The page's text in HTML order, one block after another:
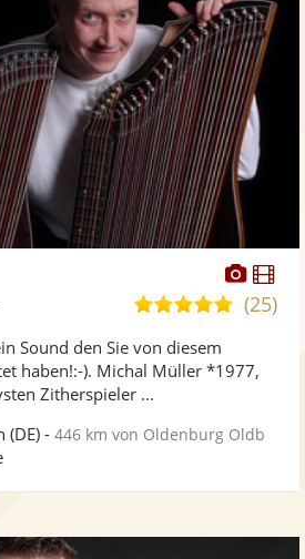
4,9
Sternen
(25)
Sound den Sie von diesem
haben!:-). Michal Müller *1977,
Zitherspieler ...
(DE) -446 km von Oldenburg Oldb